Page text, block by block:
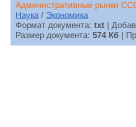
Административные рынки
Наука/ Экономика
Формат документа: txt |
Размер документа: 574 Кб |